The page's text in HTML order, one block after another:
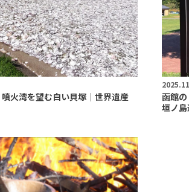
火湾を望む白い貝塚｜世界遺産
函館
垣ノ